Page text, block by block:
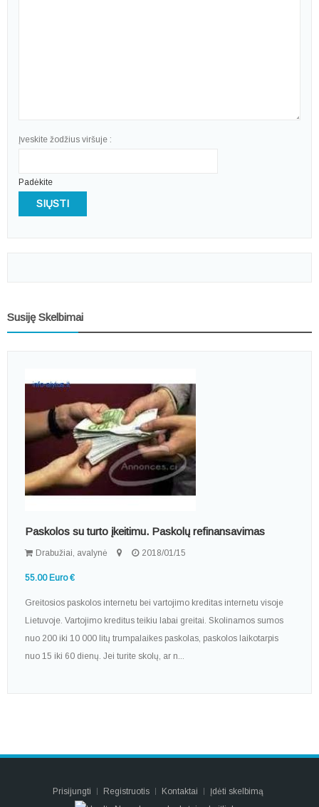
Įveskite žodžius viršuje :
Padėkite
SIŲSTI
Susiję Skelbimai
Paskolos su turto įkeitimu. Paskolų refinansavimas
Drabužiai, avalynė 2018/01/15
55.00 Euro €
Greitosios paskolos internetu bei vartojimo kreditas internetu visoje
Lietuvoje. Vartojimo kreditus teikiu labai greitai. Skolinamos sumos
nuo 200 iki 10 000 litų trumpalaikes paskolas, paskolos laikotarpis
nuo 15 iki 60 dienų. Jei turite skolų, ar n...
Prisijungti Registruotis Kontaktai Įdėti skelbimą